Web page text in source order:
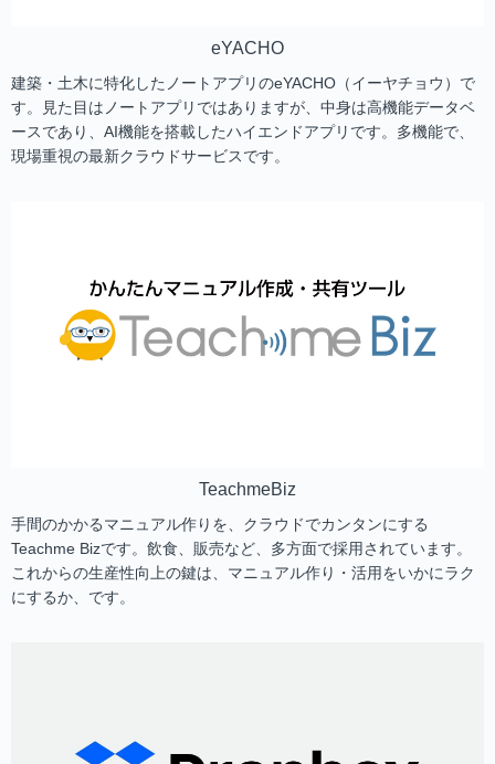
eYACHO
建築・土木に特化したノートアプリのeYACHO（イーヤチョウ）で
す。見た目はノートアプリではありますが、中身は高機能データベ
ースであり、AI機能を搭載したハイエンドアプリです。多機能で、
現場重視の最新クラウドサービスです。
TeachmeBiz
手間のかかるマニュアル作りを、クラウドでカンタンにする
Teachme Bizです。飲食、販売など、多方面で採用されています。
これからの生産性向上の鍵は、マニュアル作り・活用をいかにラク
にするか、です。